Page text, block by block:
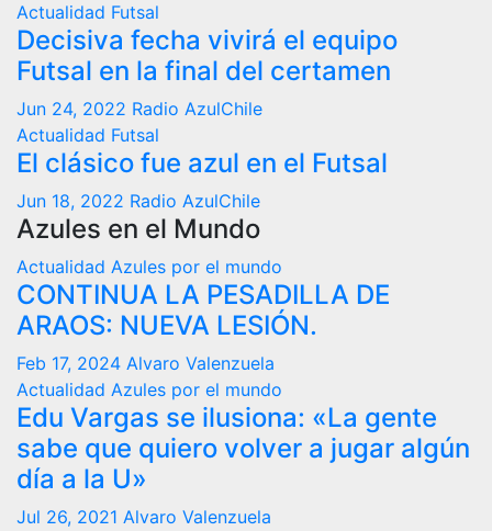
Actualidad Futsal
Decisiva fecha vivirá el equipo
Futsal en la final del certamen
Jun 24, 2022 Radio AzulChile
Actualidad Futsal
El clásico fue azul en el Futsal
Jun 18, 2022 Radio AzulChile
Azules en el Mundo
Actualidad Azules por el mundo
CONTINUA LA PESADILLA DE
ARAOS: NUEVA LESIÓN.
Feb 17, 2024 Alvaro Valenzuela
Actualidad Azules por el mundo
Edu Vargas se ilusiona: «La gente
sabe que quiero volver a jugar algún
día a la U»
Jul 26, 2021 Alvaro Valenzuela